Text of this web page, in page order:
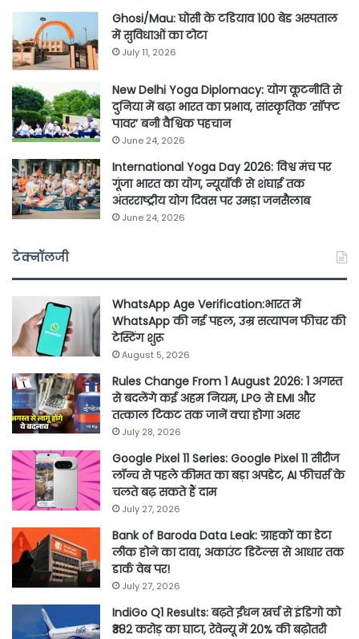
Ghosi/Mau: घोसी के टडियाव 100 बेड अस्पताल
में सुविधाओं का टोटा
July 11, 2026
New Delhi Yoga Diplomacy: योग कूटनीति से
दुनिया में बढ़ा भारत का प्रभाव, सांस्कृतिक ‘सॉफ्ट
पावर’ बनी वैश्विक पहचान
June 24, 2026
International Yoga Day 2026: विश्व मंच पर
गूंजा भारत का योग, न्यूयॉर्क से शंघाई तक
अंतरराष्ट्रीय योग दिवस पर उमड़ा जनसैलाब
June 24, 2026
टेक्नॉलजी
WhatsApp Age Verification:भारत में
WhatsApp की नई पहल, उम्र सत्यापन फीचर की
टेस्टिंग शुरू
August 5, 2026
Rules Change From 1 August 2026: 1 अगस्त
से बदलेंगे कई अहम नियम, LPG से EMI और
तत्काल टिकट तक जानें क्या होगा असर
July 28, 2026
Google Pixel 11 Series: Google Pixel 11 सीरीज
लॉन्च से पहले कीमत का बड़ा अपडेट, AI फीचर्स के
चलते बढ़ सकते हैं दाम
July 27, 2026
Bank of Baroda Data Leak: ग्राहकों का डेटा
लीक होने का दावा, अकाउंट डिटेल्स से आधार तक
डार्क वेब पर!
July 27, 2026
IndiGo Q1 Results: बढ़ते ईंधन खर्च से इंडिगो को
₹382 करोड़ का घाटा, रेवेन्यू में 20% की बढ़ोतरी